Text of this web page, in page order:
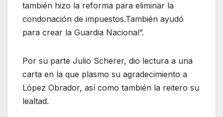
también hizo la reforma para eliminar la
condonación de impuestos.También ayudó
para crear la Guardia Nacional”.
Por su parte Julio Scherer, dio lectura a una
carta en la que plasmo su agradecimiento a
López Obrador, así como también la reitero su
lealtad.